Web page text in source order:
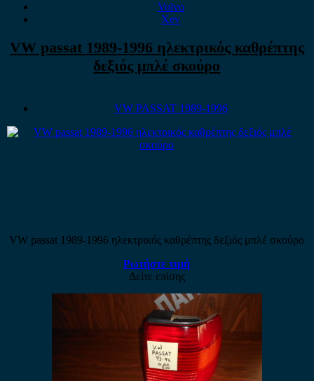
Volvo
Xev
VW passat 1989-1996 ηλεκτρικός καθρέπτης
δεξιός μπλέ σκούρο
VW PASSAT 1989-1996
VW passat 1989-1996 ηλεκτρικός καθρέπτης δεξιός μπλέ σκούρο
Ρωτήστε τιμή
Δείτε επίσης